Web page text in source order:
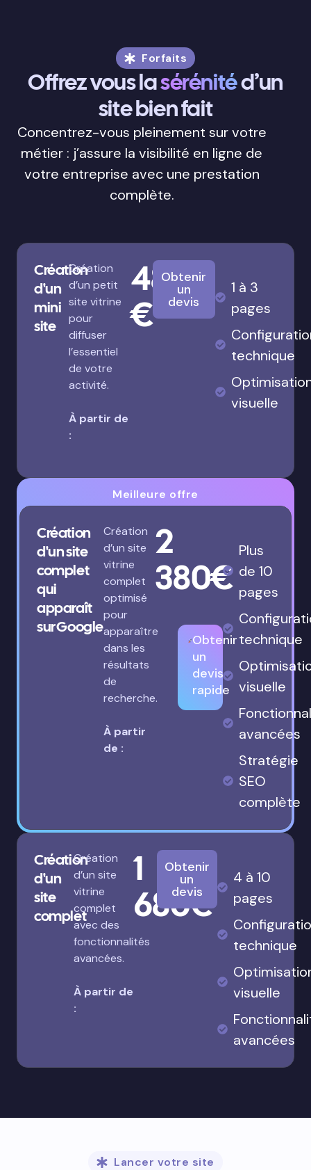
Forfaits
Offrez vous lasérénitéd’un
site bien fait
Concentrez-vous pleinement sur votre
métier : j’assure la visibilité en ligne de
votre entreprise avec une prestation
complète.
Création
d'un
mini
site
Création
d’un petit
site vitrine
pour
diffuser
l’essentiel
de votre
activité.
À partir de
:
480
€
Obtenir
un
devis
1 à 3
pages
technique
visuelle
Meilleure offre
Création
d'un site
complet
qui
apparaît
sur Google
Création
d’un site
vitrine
complet
optimisé
pour
apparaître
dans les
résultats
de
recherche.
À partir
de :
2
380€
Obtenir
un
devis
rapide
Plus
de 10
pages
technique
visuelle
avancées
Stratégie
SEO
complète
Création
d'un
site
complet
Création
d’un site
vitrine
complet
avec des
fonctionnalités
avancées.
À partir de
:
1
680€
Obtenir
un
devis
4 à 10
pages
technique
visuelle
avancées
Lancer votre site